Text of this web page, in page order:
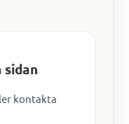
sidan
kontakta